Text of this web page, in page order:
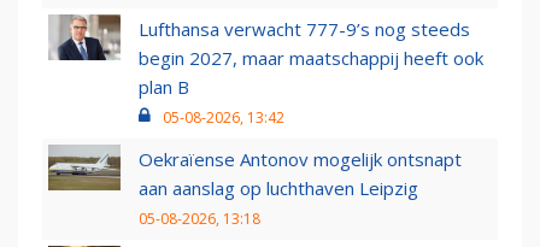
Lufthansa verwacht 777-9’s nog steeds
begin 2027, maar maatschappij heeft ook
plan B
05-08-2026, 13:42
Oekraïense Antonov mogelijk ontsnapt
aan aanslag op luchthaven Leipzig
05-08-2026, 13:18